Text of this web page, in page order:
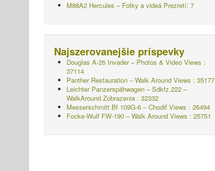
M88A2 Hercules – Fotky a videá Prezretí: 7
Najszerovanejšie príspevky
Douglas A-26 Invader – Photos & Video Views :
37114
Panther Restauration – Walk Around Views : 35177
Leichter Panzerspähwagen – Sdkfz.222 –
WalkAround Zobrazenia : 32332
Messerschmitt Bf 109G-6 – Chodiť Views : 26494
Focke-Wulf FW-190 – Walk Around Views : 25751